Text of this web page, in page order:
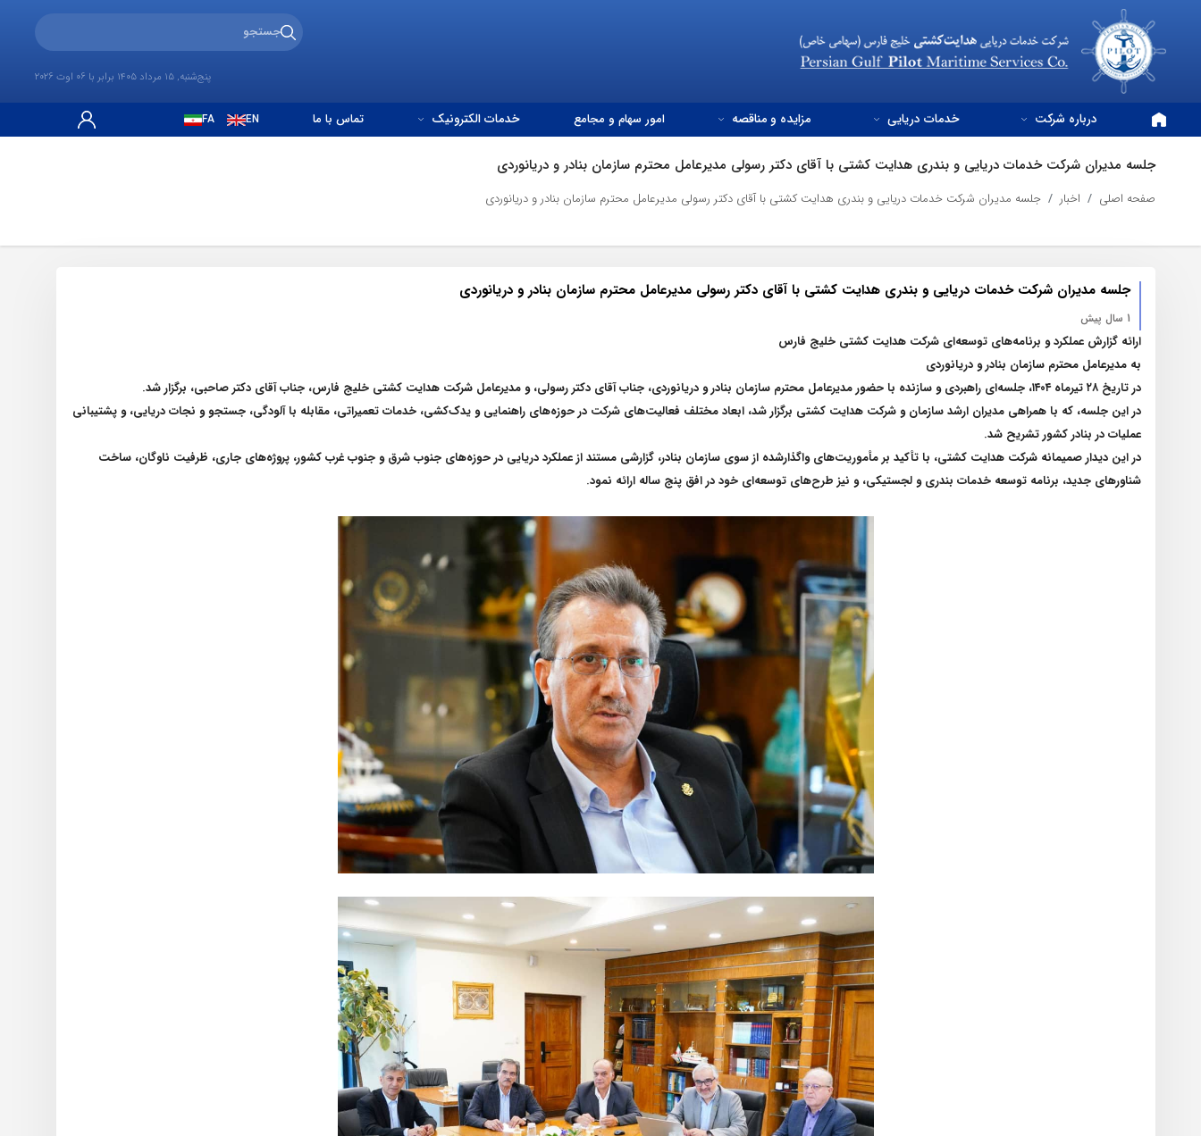
پنج‌شنبه, 15 مرداد 1405 برابر با 06 اوت 2026
درباره شرکت خدمات دریایی مزایده و مناقصه امور سهام و مجامع خدمات الکترونیک تماس با ما EN
FA
جلسه مدیران شرکت خدمات دریایی و بندری هدایت کشتی با آقای دکتر رسولی مدیرعامل محترم سازمان بنادر و دریانوردی
صفحه اصلی اخبار جلسه مدیران شرکت خدمات دریایی و بندری هدایت کشتی با آقای دکتر رسولی مدیرعامل محترم سازمان بنادر و دریانوردی
جلسه مدیران شرکت خدمات دریایی و بندری هدایت کشتی با آقای دکتر رسولی مدیرعامل محترم سازمان بنادر و دریانوردی
1 سال پیش
ارائه گزارش عملکرد و برنامه‌های توسعه‌ای شرکت هدایت کشتی خلیج فارس
به مدیرعامل محترم سازمان بنادر و دریانوردی
در تاریخ ۲۸ تیرماه ۱۴۰۴، جلسه‌ای راهبردی و سازنده با حضور مدیرعامل محترم سازمان بنادر و دریانوردی، جناب آقای دکتر رسولی، و مدیرعامل شرکت هدایت کشتی خلیج فارس، جناب آقای دکتر صاحبی، برگزار شد
.
در این جلسه، که با همراهی مدیران ارشد سازمان و شرکت هدایت کشتی برگزار شد، ابعاد مختلف فعالیت‌های شرکت در حوزه‌های راهنمایی و یدک‌کشی، خدمات تعمیراتی، مقابله با آلودگی، جستجو و نجات دریایی، و پشتیبانی
عملیات در بنادر کشور تشریح شد.
در این دیدار صمیمانه شرکت هدایت کشتی، با تأکید بر مأموریت‌های واگذار‌شده از سوی سازمان بنادر، گزارشی مستند از عملکرد دریایی در حوزه‌های جنوب شرق و جنوب غرب کشور، پروژه‌های جاری، ظرفیت ناوگان، ساخت
شناورهای جدید، برنامه توسعه خدمات بندری و لجستیکی، و نیز طرح‌های توسعه‌ای خود در افق پنج ساله ارائه نمود.